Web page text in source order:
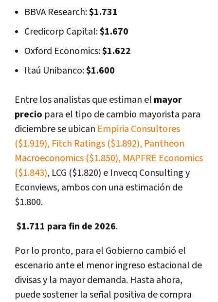
BBVA Research:$1.731
Credicorp Capital:$1.670
Oxford Economics:$1.622
Itaú Unibanco:$1.600
Entre los analistas que estiman el mayor
precio para el tipo de cambio mayorista para
diciembre se ubican Empiria Consultores
($1.919), Fitch Ratings ($1.892), Pantheon
Macroeconomics ($1.850), MAPFRE Economics
($1.843), LCG ($1.820) e Invecq Consulting y
Econviews, ambos con una estimación de
$1.800.
$1.711 para fin de 2026.
Por lo pronto, para el Gobierno cambió el
escenario ante el menor ingreso estacional de
divisas y la mayor demanda. Hasta ahora,
puede sostener la señal positiva de compra